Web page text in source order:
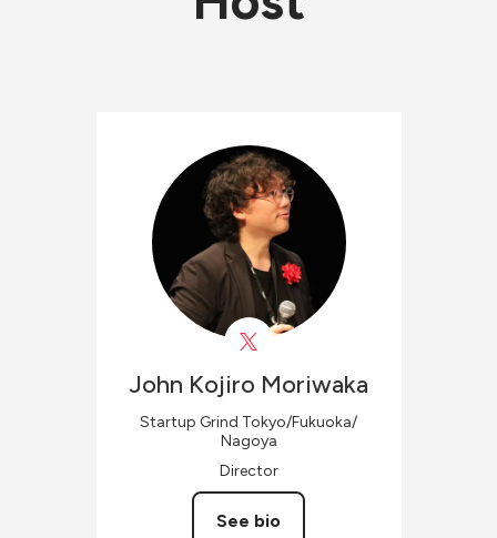
John Kojiro Moriwaka
Startup Grind Tokyo/Fukuoka/
Nagoya
Director
See bio